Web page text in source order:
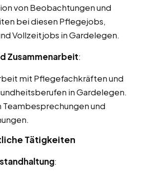
von Beobachtungen und
bei diesen Pflegejobs,
Vollzeitjobs in Gardelegen.
Zusammenarbeit:
mit Pflegefachkräften und
in Gardelegen.
Teambesprechungen und
Tätigkeiten
: